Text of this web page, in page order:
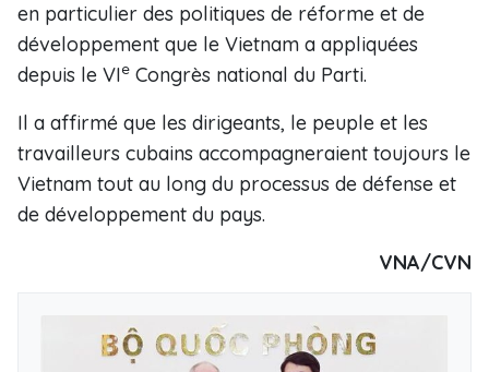
en particulier des politiques de réforme et de
développement que le Vietnam a appliquées
depuis le VIe Congrès national du Parti.
Il a affirmé que les dirigeants, le peuple et les
travailleurs cubains accompagneraient toujours le
Vietnam tout au long du processus de défense et
de développement du pays.
VNA/CVN